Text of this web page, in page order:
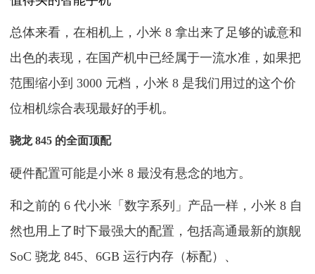
总体来看，在相机上，小米 8 拿出来了足够的诚意和
出色的表现，在国产机中已经属于一流水准，如果把
范围缩小到 3000 元档，小米 8 是我们用过的这个价
位相机综合表现最好的手机。
骁龙 845 的全面顶配
硬件配置可能是小米 8 最没有悬念的地方。
和之前的 6 代小米「数字系列」产品一样，小米 8 自
然也用上了时下最强大的配置，包括高通最新的旗舰
SoC 骁龙 845、6GB 运行内存（标配）、